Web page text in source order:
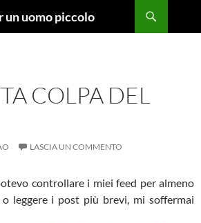
un uomo piccolo
COLPA DEL
LASCIA UN COMMENTO
controllare i miei feed per almeno
leggere i post più brevi, mi soffermai